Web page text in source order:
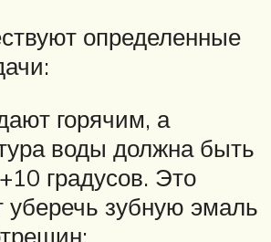
определенные
горячим, а
воды должна быть
градусов. Это
уберечь зубную эмаль